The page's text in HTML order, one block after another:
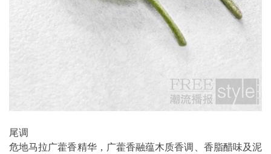
尾调
危地马拉广藿香精华，广藿香融蕴木质香调、香脂醋味及泥